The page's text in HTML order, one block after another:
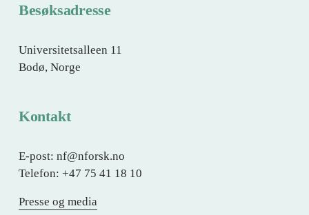
Besøksadresse
Universitetsalleen 11
Bodø, Norge
Kontakt
E-post: nf@nforsk.no
Telefon: +47 75 41 18 10
Presse og media